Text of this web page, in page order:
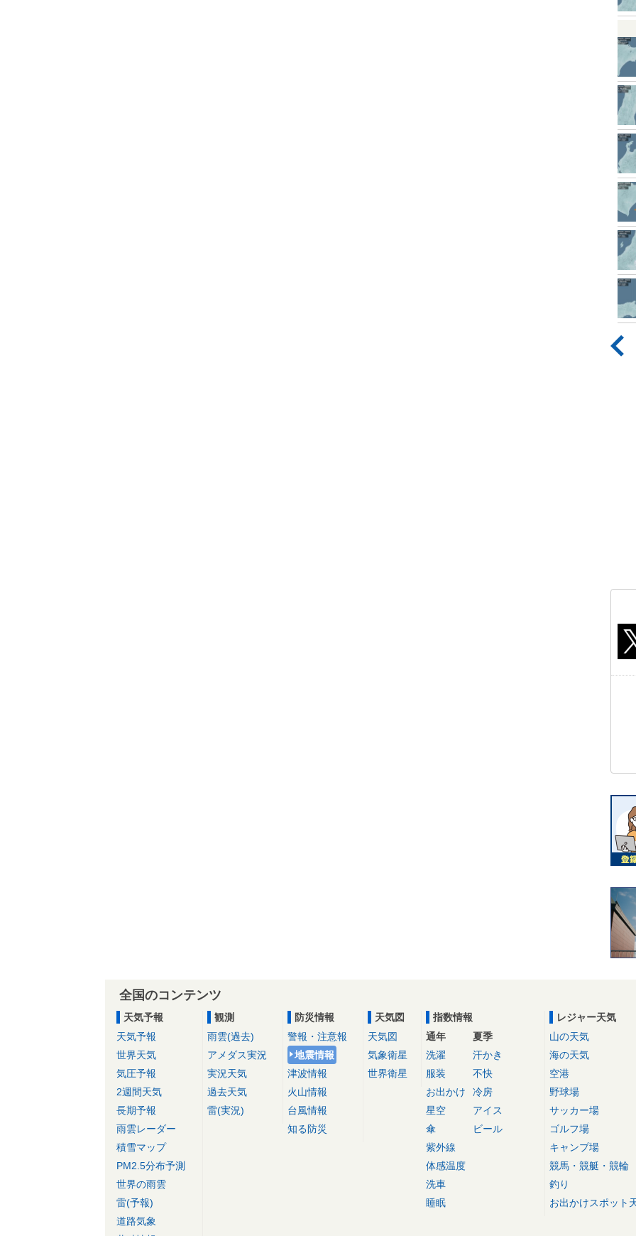
全国のコンテンツ
天気予報
天気予報
世界天気
気圧予報
2週間天気
長期予報
雨雲レーダー
積雪マップ
PM2.5分布予測
世界の雨雲
雷(予報)
道路気象
観測
雨雲(過去)
アメダス実況
実況天気
過去天気
雷(実況)
防災情報
警報・注意報
地震情報
津波情報
火山情報
台風情報
知る防災
天気図
天気図
気象衛星
世界衛星
指数情報
通年
洗濯
服装
お出かけ
星空
傘
紫外線
体感温度
洗車
睡眠
夏季
汗かき
不快
冷房
アイス
ビール
レジャー天気
山の天気
海の天気
空港
野球場
サッカー場
ゴルフ場
キャンプ場
競馬・競艇・競輪
釣り
お出かけスポット